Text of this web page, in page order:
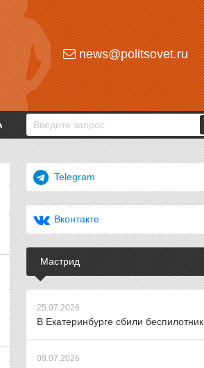
news@politsovet.ru
Telegram
Вконтакте
Мастрид
25.07.2026
В Екатеринбурге сбили беспилотник
08.07.2026